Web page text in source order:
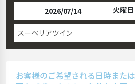
火曜日
スーペリアツイン
お客様のご希望される日時また